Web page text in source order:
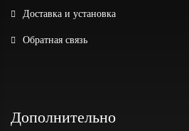
Доставка и установка
Обратная связь
Дополнительно